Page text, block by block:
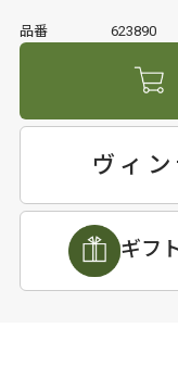
品番 623890
ヴィ
ギフ